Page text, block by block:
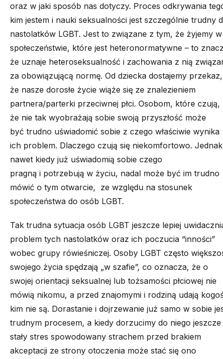
oraz w jaki sposób nas dotyczy. Proces odkrywania
kim jestem i nauki seksualności jest szczególnie trudny
nastolatków LGBT. Jest to związane z tym, że żyjemy w
społeczeństwie, które jest heteronormatywne – to
że uznaje heteroseksualność i zachowania z nią
za obowiązującą normę. Od dziecka dostajemy przekaz,
że nasze dorosłe życie wiąże się ze znalezieniem
partnera/parterki przeciwnej płci. Osobom, które czują,
że nie tak wyobrażają sobie swoją przyszłość może
być trudno uświadomić sobie z czego właściwie wynika
ich problem. Dlaczego czują się niekomfortowo. Jednak
nawet kiedy już uświadomią sobie czego
pragną i potrzebują w życiu, nadal może być im trudno
mówić o tym otwarcie, ze względu na stosunek
społeczeństwa do osób LGBT.
Tak trudna sytuacja osób LGBT jeszcze lepiej
problem tych nastolatków oraz ich poczucia “inności”
wobec grupy rówieśniczej. Osoby LGBT często
swojego życia spędzają „w szafie”, co oznacza, że o
swojej orientacji seksualnej lub tożsamości płciowej nie
mówią nikomu, a przed znajomymi i rodziną udają
kim nie są. Dorastanie i dojrzewanie już samo w sobie
trudnym procesem, a kiedy dorzucimy do niego jeszcze
stały stres spowodowany strachem przed brakiem
akceptacji ze strony otoczenia może stać się ono